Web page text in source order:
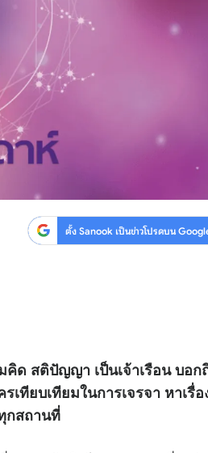
ตั้ง Sanook เป็นข่าวโปรดบน
ด สติปัญญา เป็นเจ้าเรือน บอก
ทียบเทียมในการเจรจา หาเรื่อ
กสถานที่